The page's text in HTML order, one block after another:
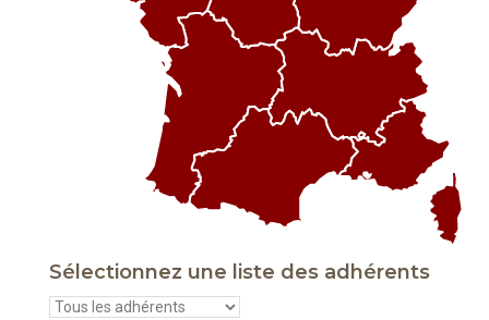
Sélectionnez une liste des adhérents